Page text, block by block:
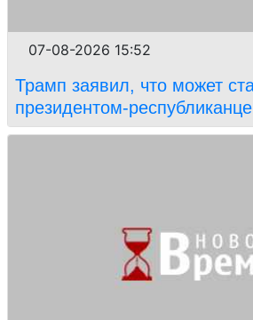
07-08-2026 15:52
Трамп заявил, что может
президентом-